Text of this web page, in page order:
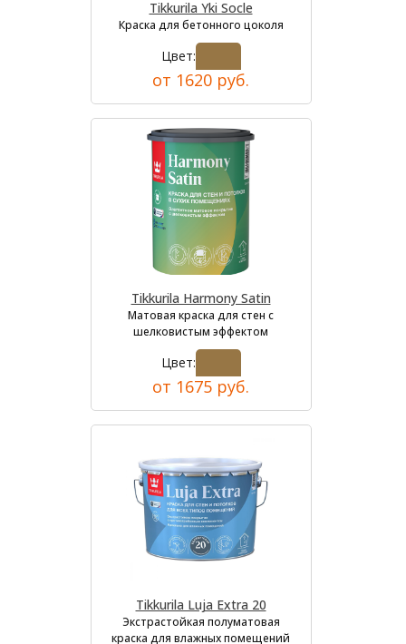
Tikkurila Yki Socle
Краска для бетонного цоколя
Цвет:
от 1620 руб.
Tikkurila Harmony Satin
Матовая краска для стен с
шелковистым эффектом
Цвет:
от 1675 руб.
Tikkurila Luja Extra 20
Экстрастойкая полуматовая
краска для влажных помещений